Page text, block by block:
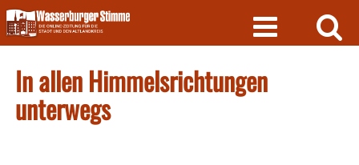
Skip
to
content
In allen Himmelsrichtungen
unterwegs